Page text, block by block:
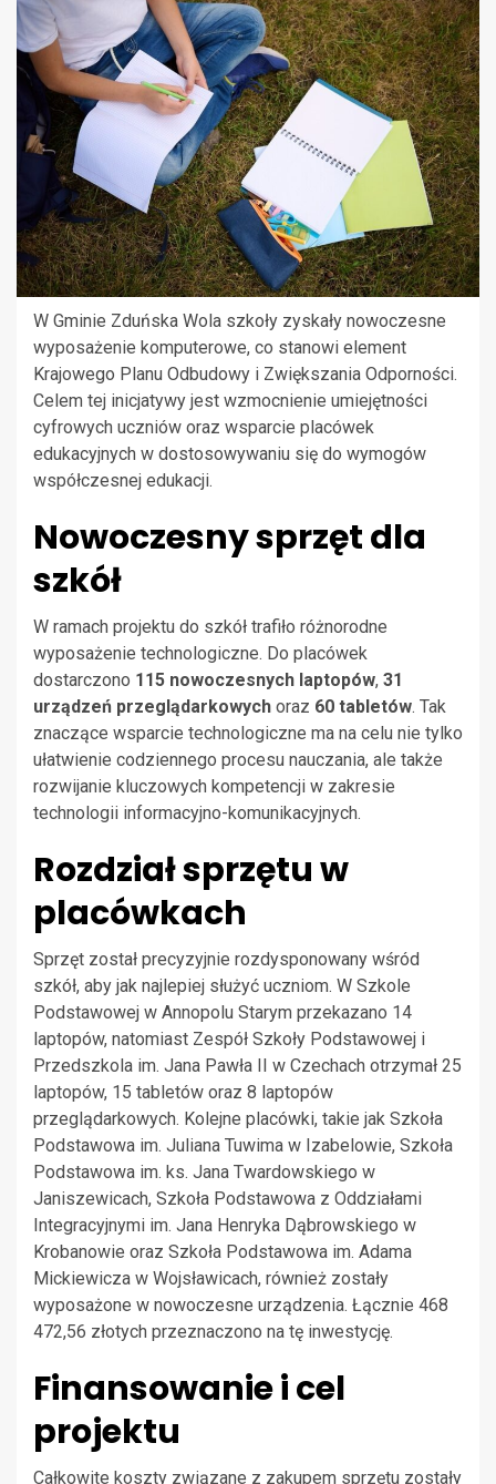
W Gminie Zduńska Wola szkoły zyskały nowoczesne
wyposażenie komputerowe, co stanowi element
Krajowego Planu Odbudowy i Zwiększania Odporności.
Celem tej inicjatywy jest wzmocnienie umiejętności
cyfrowych uczniów oraz wsparcie placówek
edukacyjnych w dostosowywaniu się do wymogów
współczesnej edukacji.
Nowoczesny sprzęt dla
szkół
W ramach projektu do szkół trafiło różnorodne
wyposażenie technologiczne. Do placówek
dostarczono 115 nowoczesnych laptopów, 31
urządzeń przeglądarkowych oraz 60 tabletów. Tak
znaczące wsparcie technologiczne ma na celu nie tylko
ułatwienie codziennego procesu nauczania, ale także
rozwijanie kluczowych kompetencji w zakresie
technologii informacyjno-komunikacyjnych.
Rozdział sprzętu w
placówkach
Sprzęt został precyzyjnie rozdysponowany wśród
szkół, aby jak najlepiej służyć uczniom. W Szkole
Podstawowej w Annopolu Starym przekazano 14
laptopów, natomiast Zespół Szkoły Podstawowej i
Przedszkola im. Jana Pawła II w Czechach otrzymał 25
laptopów, 15 tabletów oraz 8 laptopów
przeglądarkowych. Kolejne placówki, takie jak Szkoła
Podstawowa im. Juliana Tuwima w Izabelowie, Szkoła
Podstawowa im. ks. Jana Twardowskiego w
Janiszewicach, Szkoła Podstawowa z Oddziałami
Integracyjnymi im. Jana Henryka Dąbrowskiego w
Krobanowie oraz Szkoła Podstawowa im. Adama
Mickiewicza w Wojsławicach, również zostały
wyposażone w nowoczesne urządzenia. Łącznie 468
472,56 złotych przeznaczono na tę inwestycję.
Finansowanie i cel
projektu
Całkowite koszty związane z zakupem sprzętu zostały